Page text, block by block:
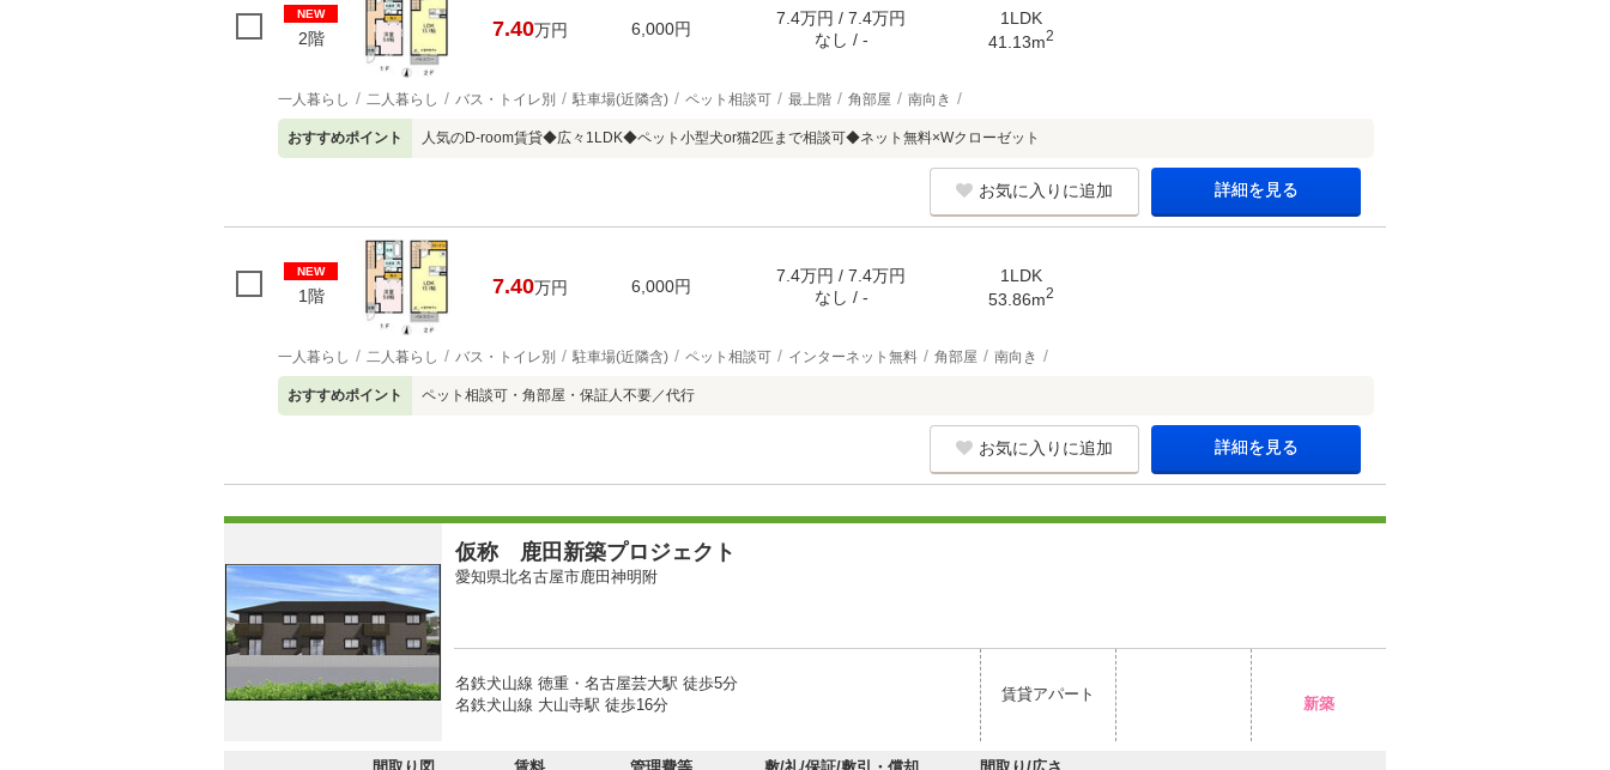
NEW
2階 7.40万円 6,000円
7.4万円 / 7.4万円
なし / -
1LDK
41.13m2
一人暮らし 二人暮らし バス・トイレ別 駐車場(近隣含) ペット相談可 最上階 角部屋 南向き
おすすめポイント 人気のD-room賃貸◆広々1LDK◆ペット小型犬or猫2匹まで相談可◆ネット無料×Wクローゼット
お気に入りに追加 詳細を見る
NEW
1階 7.40万円 6,000円
7.4万円 / 7.4万円
なし / -
1LDK
53.86m2
一人暮らし 二人暮らし バス・トイレ別 駐車場(近隣含) ペット相談可 インターネット無料 角部屋 南向き
おすすめポイント ペット相談可・角部屋・保証人不要／代行
お気に入りに追加 詳細を見る
仮称 鹿田新築プロジェクト
愛知県北名古屋市鹿田神明附
名鉄犬山線 徳重・名古屋芸大駅 徒歩5分
名鉄犬山線 大山寺駅 徒歩16分
賃貸アパート
新築